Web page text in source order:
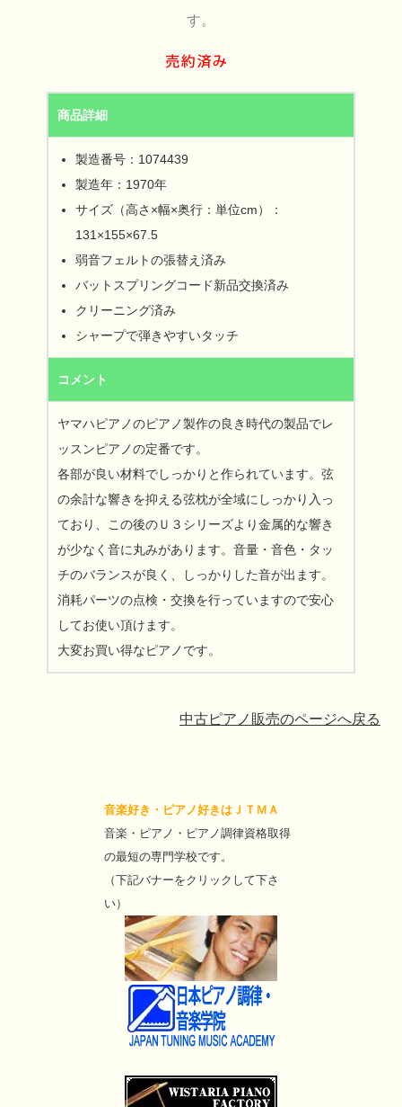
す。
商品詳細
製造番号：1074439
製造年：1970年
サイズ（高さ×幅×奥行：単位cm）：
131×155×67.5
弱音フェルトの張替え済み
バットスプリングコード新品交換済み
クリーニング済み
シャープで弾きやすいタッチ
コメント
ヤマハピアノのピアノ製作の良き時代の製品でレ
ッスンピアノの定番です。
各部が良い材料でしっかりと作られています。弦
の余計な響きを抑える弦枕が全域にしっかり入っ
ており、この後のＵ３シリーズより金属的な響き
が少なく音に丸みがあります。音量・音色・タッ
チのバランスが良く、しっかりした音が出ます。
消耗パーツの点検・交換を行っていますので安心
してお使い頂けます。
大変お買い得なピアノです。
中古ピアノ販売のページへ戻る
音楽好き・ピアノ好きはＪＴＭＡ
音楽・ピアノ・ピアノ調律資格取得
の最短の専門学校です。
（下記バナーをクリックして下さ
い）